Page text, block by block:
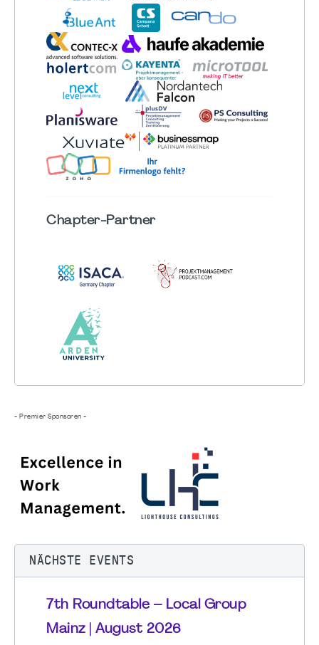
Chapter-Partner
- Premier Sponsoren -
NÄCHSTE EVENTS
7th Roundtable – Local Group
Mainz | August 2026